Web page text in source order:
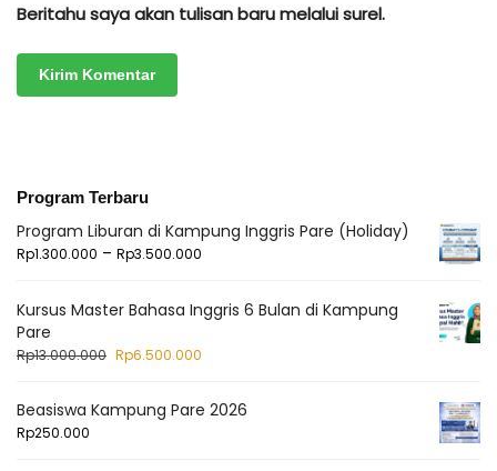
Beritahu saya akan tulisan baru melalui surel.
Program Terbaru
Program Liburan di Kampung Inggris Pare (Holiday)
Rp1.300.000 – Rp3.500.000
Kursus Master Bahasa Inggris 6 Bulan di Kampung
Pare
Rp13.000.000 Rp6.500.000
Beasiswa Kampung Pare 2026
Rp250.000